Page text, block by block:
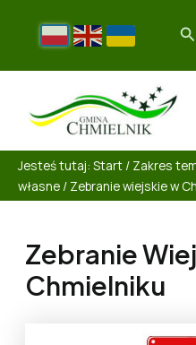
Jesteś tutaj: Start / Zakres
własne / Zebranie wiejskie w
Zebranie
Chmielniku